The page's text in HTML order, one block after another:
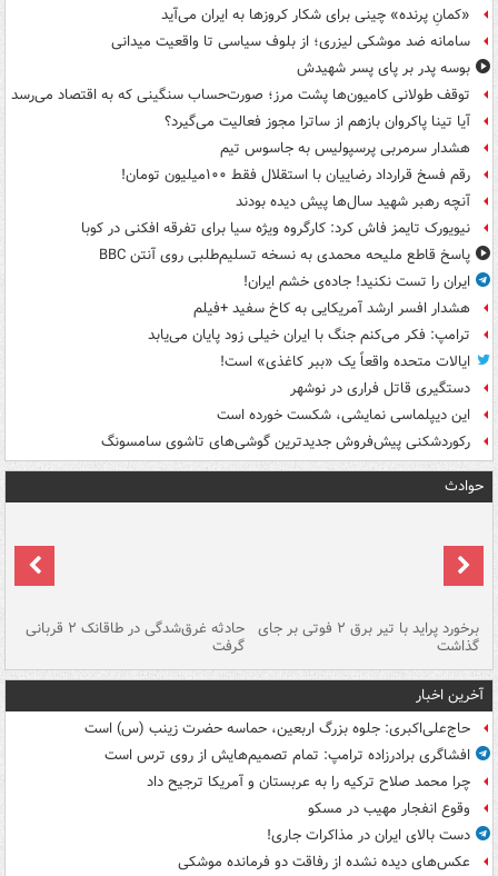
«کمانِ پرنده» چینی برای شکار کروزها به ایران می‌آید
سامانه ضد موشکی لیزری؛ از بلوف سیاسی تا واقعیت میدانی
بوسه‌ پدر بر پای پسر شهیدش
توقف طولانی کامیون‌ها پشت مرز؛ صورت‌حساب سنگینی که به اقتصاد می‌رسد
آیا تینا پاکروان بازهم از ساترا مجوز فعالیت می‌گیرد؟
هشدار سرمربی پرسپولیس به جاسوس تیم
رقم فسخ قرارداد رضاییان با استقلال فقط ۱۰۰میلیون تومان!
آنچه رهبر شهید سال‌ها پیش دیده بودند
نیویورک تایمز فاش کرد: کارگروه ویژه سیا برای تفرقه افکنی در کوبا
پاسخ قاطع ملیحه محمدی به نسخه تسلیم‌طلبی روی آنتن BBC
ایران را تست نکنید! جاده‌ی خشم ایران!
هشدار افسر ارشد آمریکایی به کاخ سفید +فیلم
ترامپ: فکر می‌کنم جنگ با ایران خیلی زود پایان می‌یابد
ایالات متحده واقعاً یک «ببر کاغذی» است!
دستگیری قاتل فراری در نوشهر
این دیپلماسی نمایشی، شکست خورده است
رکوردشکنی پیش‌فروش جدیدترین گوشی‌های تاشوی سامسونگ
حوادث
برخورد پراید با تیر برق ۲ فوتی بر جای
گذاشت
حادثه غرق‌شدگی در طاقانک ۲ قربانی
گرفت
آخرین اخبار
حاج‌علی‌اکبری: جلوه بزرگ اربعین، حماسه حضرت زینب (س) است
افشاگری برادرزاده ترامپ: تمام تصمیم‌هایش از روی ترس است
چرا محمد صلاح ترکیه را به عربستان و آمریکا ترجیح داد
وقوع انفجار مهیب در مسکو
دست بالای ایران در مذاکرات جاری!
عکس‌های دیده نشده از رفاقت دو فرمانده‌ موشکی